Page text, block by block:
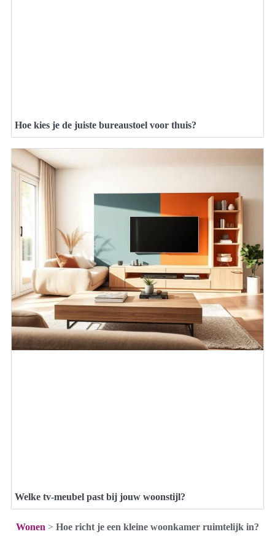
Hoe kies je de juiste bureaustoel voor thuis?
Welke tv-meubel past bij jouw woonstijl?
Wonen > Hoe richt je een kleine woonkamer ruimtelijk in?